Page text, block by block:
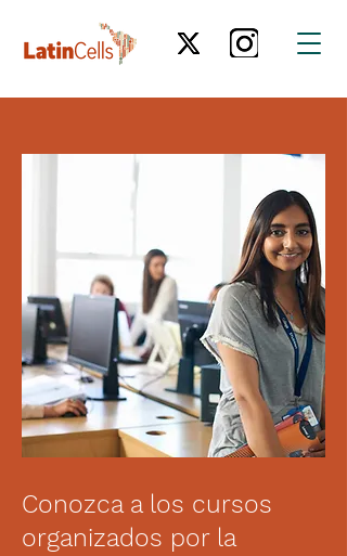
Conozca a los cursos
organizados por la